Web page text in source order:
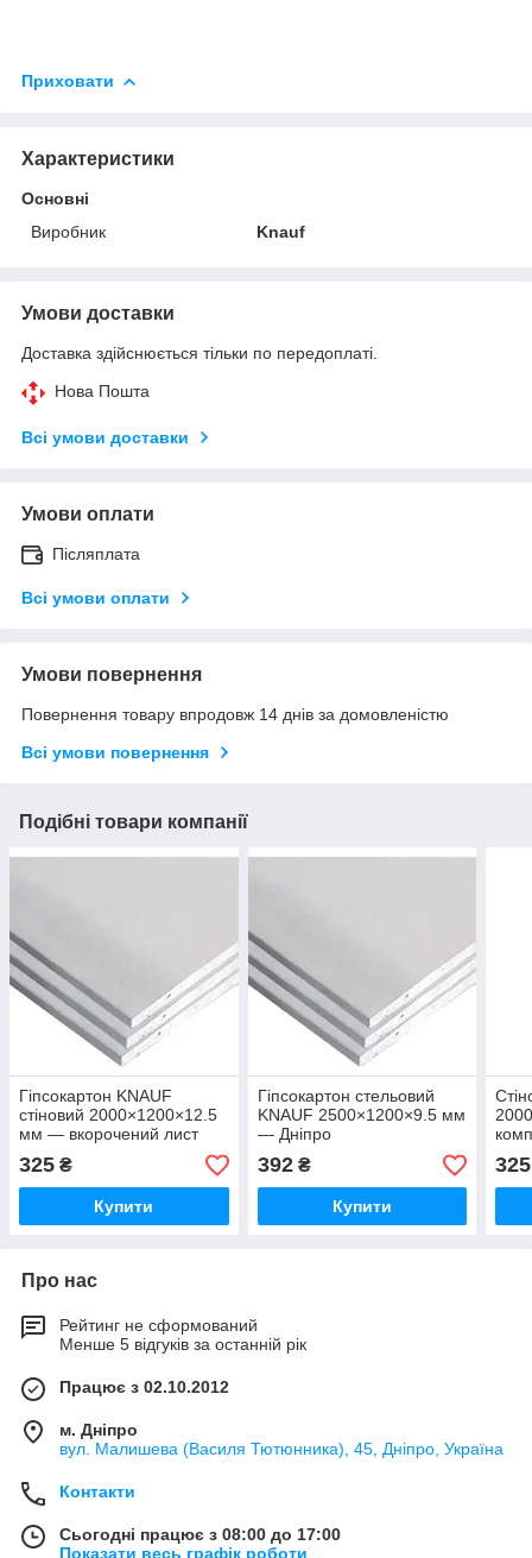
Приховати
Характеристики
Основні
Виробник
Knauf
Умови доставки
Доставка здійснюється тільки по передоплаті.
Нова Пошта
Всі умови доставки
Умови оплати
Післяплата
Всі умови оплати
Умови повернення
Повернення товару впродовж 14 днів за домовленістю
Всі умови повернення
Подібні товари компанії
Гіпсокартон KNAUF
стіновий 2000×1200×12.5
мм — вкорочений лист
325 ₴
Купити
Гіпсокартон стельовий
KNAUF 2500×1200×9.5 мм
— Дніпро
392₴
Купити
325
Про нас
Рейтинг не сформований
Менше 5 відгуків за останній рік
Працює з 02.10.2012
м. Дніпро
вул. Малишева (Василя Тютюнника), 45, Дніпро, Україна
Контакти
Сьогодні працює з 08:00 до 17:00
Показати весь графік роботи